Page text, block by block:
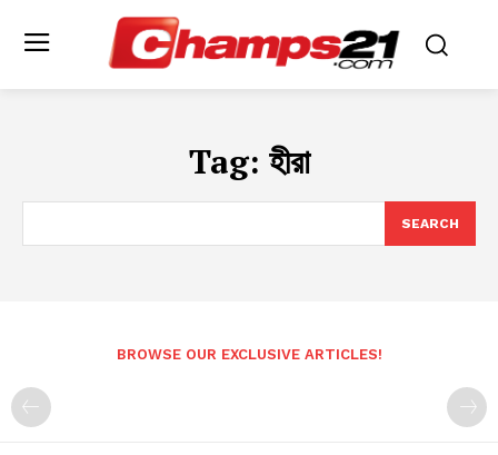
Tag: হীরা
SEARCH
BROWSE OUR EXCLUSIVE ARTICLES!